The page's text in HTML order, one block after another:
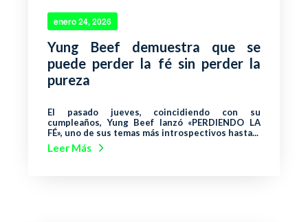
enero 24, 2026
Yung Beef demuestra que se
puede perder la fé sin perder la
pureza
El pasado jueves, coincidiendo con su
cumpleaños, Yung Beef lanzó «PERDIENDO LA
FÉ», uno de sus temas más introspectivos hasta...
Leer Más